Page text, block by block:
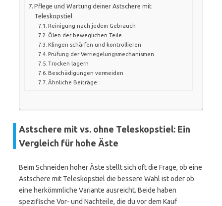
Pflege und Wartung deiner Astschere mit
Teleskopstiel
Reinigung nach jedem Gebrauch
Ölen der beweglichen Teile
Klingen schärfen und kontrollieren
Prüfung der Verriegelungsmechanismen
Trocken lagern
Beschädigungen vermeiden
Ähnliche Beiträge:
Astschere mit vs. ohne Teleskopstiel: Ein
Vergleich für hohe Äste
Beim Schneiden hoher Äste stellt sich oft die Frage, ob eine
Astschere mit Teleskopstiel die bessere Wahl ist oder ob
eine herkömmliche Variante ausreicht. Beide haben
spezifische Vor- und Nachteile, die du vor dem Kauf